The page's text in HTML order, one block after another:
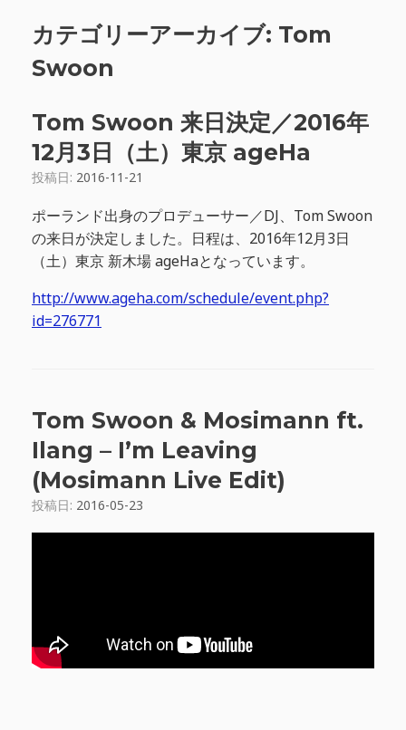
カテゴリーアーカイブ: Tom
Swoon
Tom Swoon 来日決定／2016年
12月3日（土）東京 ageHa
投稿日: 2016-11-21
ポーランド出身のプロデューサー／DJ、Tom Swoon
の来日が決定しました。日程は、2016年12月3日
（土）東京 新木場 ageHaとなっています。
http://www.ageha.com/schedule/event.php?
id=276771
Tom Swoon & Mosimann ft.
Ilang – I’m Leaving
(Mosimann Live Edit)
投稿日: 2016-05-23